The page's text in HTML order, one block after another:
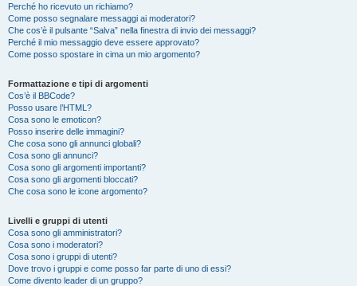
Perché ho ricevuto un richiamo?
Come posso segnalare messaggi ai moderatori?
Che cos’è il pulsante “Salva” nella finestra di invio dei messaggi?
Perché il mio messaggio deve essere approvato?
Come posso spostare in cima un mio argomento?
Formattazione e tipi di argomenti
Cos’è il BBCode?
Posso usare l’HTML?
Cosa sono le emoticon?
Posso inserire delle immagini?
Che cosa sono gli annunci globali?
Cosa sono gli annunci?
Cosa sono gli argomenti importanti?
Cosa sono gli argomenti bloccati?
Che cosa sono le icone argomento?
Livelli e gruppi di utenti
Cosa sono gli amministratori?
Cosa sono i moderatori?
Cosa sono i gruppi di utenti?
Dove trovo i gruppi e come posso far parte di uno di essi?
Come divento leader di un gruppo?